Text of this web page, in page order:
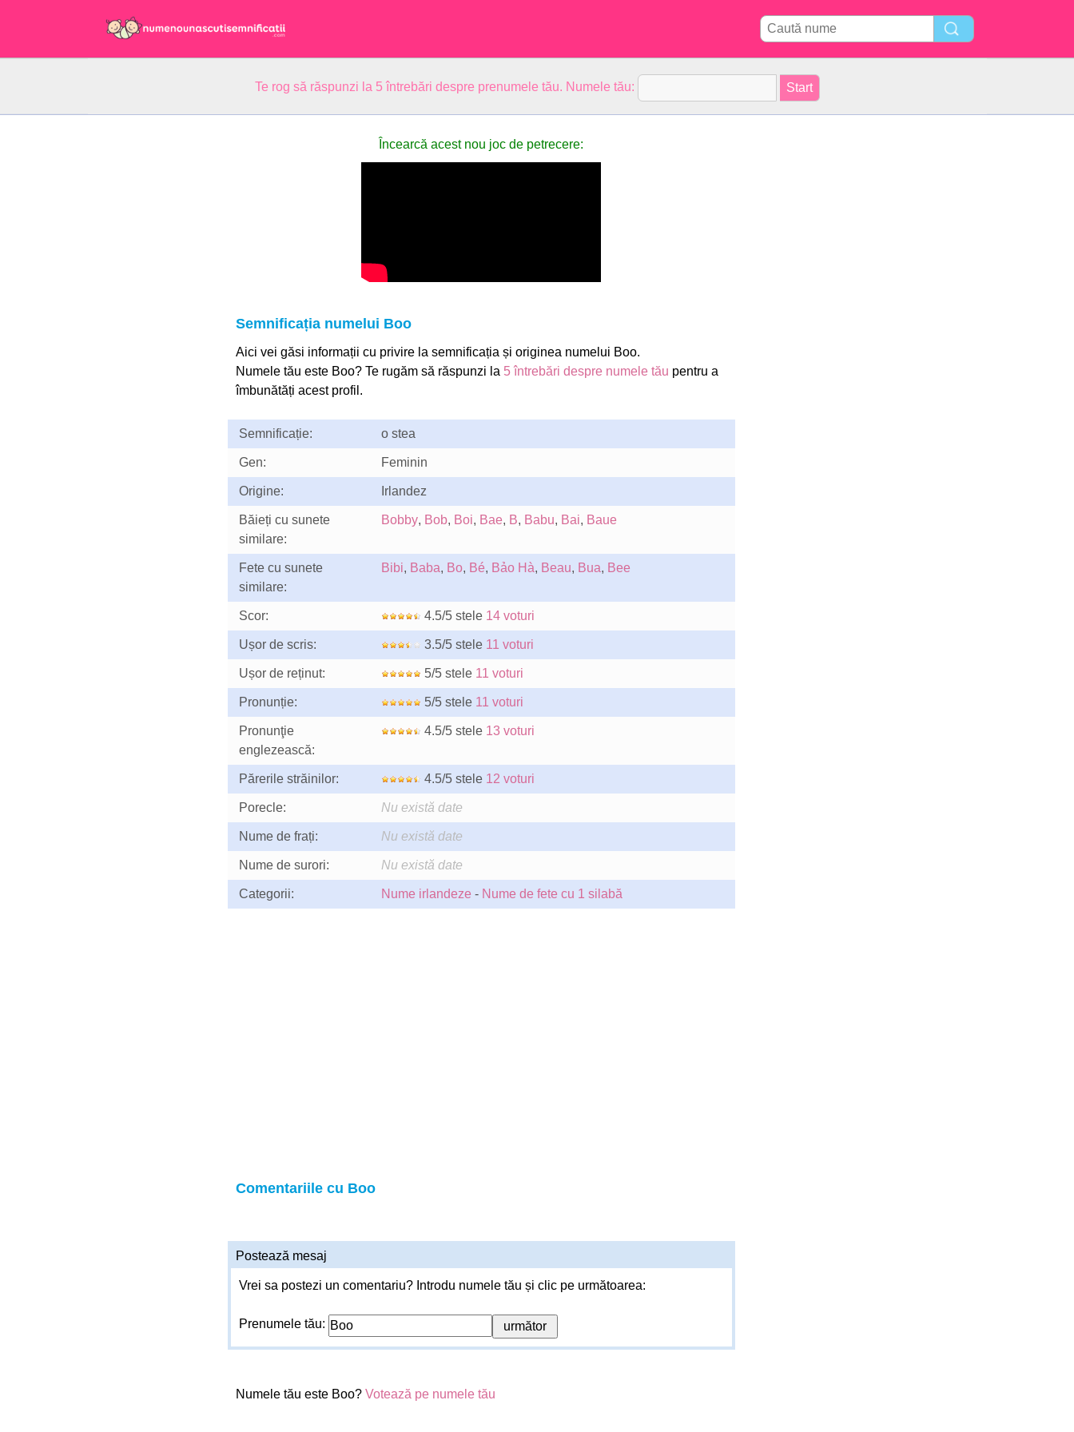
Te rog să răspunzi la 5 întrebări despre prenumele tău. Numele tău:
Încearcă acest nou joc de petrecere:
Semnificația numelui Boo
Aici vei găsi informații cu privire la semnificația și originea numelui Boo.
Numele tău este Boo? Te rugăm să răspunzi la 5 întrebări despre numele tău pentru a
îmbunătăți acest profil.
Semnificație: o stea
Gen: Feminin
Origine: Irlandez
Băieți cu sunete
similare:
Bobby, Bob, Boi, Bae, B, Babu, Bai, Baue
Fete cu sunete
similare:
Bibi, Baba, Bo, Bé, Bảo Hà, Beau, Bua, Bee
Scor: 4.5/5 stele 14 voturi
Ușor de scris: 3.5/5 stele 11 voturi
Ușor de reținut: 5/5 stele 11 voturi
Pronunție: 5/5 stele 11 voturi
Pronunţie
englezească:
4.5/5 stele 13 voturi
Părerile străinilor: 4.5/5 stele 12 voturi
Porecle: Nu există date
Nume de frați: Nu există date
Nume de surori: Nu există date
Categorii: Nume irlandeze - Nume de fete cu 1 silabă
Comentariile cu Boo
Postează mesaj
Vrei sa postezi un comentariu? Introdu numele tău și clic pe următoarea:
Prenumele tău:
Numele tău este Boo? Votează pe numele tău